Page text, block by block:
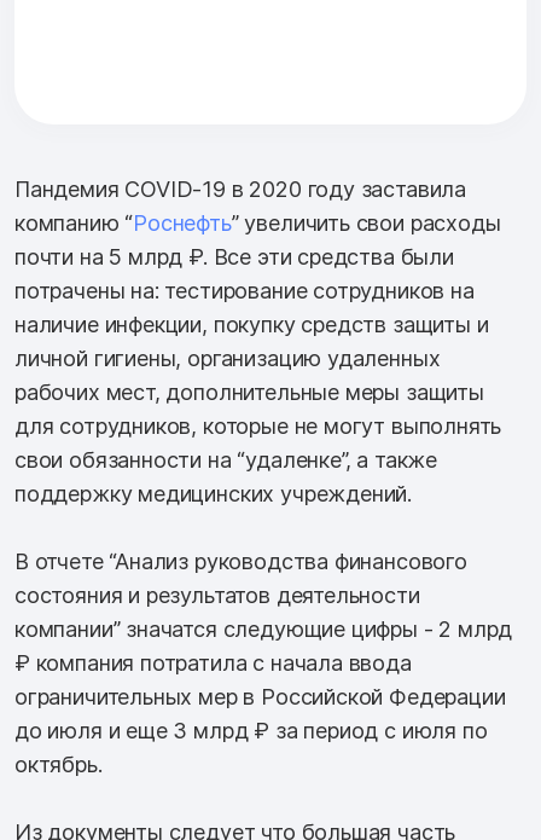
Пандемия COVID-19 в 2020 году заставила
компанию “Роснефть” увеличить свои расходы
почти на 5 млрд ₽. Все эти средства были
потрачены на: тестирование сотрудников на
наличие инфекции, покупку средств защиты и
личной гигиены, организацию удаленных
рабочих мест, дополнительные меры защиты
для сотрудников, которые не могут выполнять
свои обязанности на “удаленке”, а также
поддержку медицинских учреждений.
В отчете “Анализ руководства финансового
состояния и результатов деятельности
компании” значатся следующие цифры - 2 млрд
₽ компания потратила с начала ввода
ограничительных мер в Российской Федерации
до июля и еще 3 млрд ₽ за период с июля по
октябрь.
Из документы следует что большая часть